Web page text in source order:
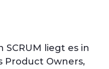
liegt es in
Product Owners,